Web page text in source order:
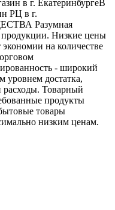
в г. ЕкатеринбургеВ
РЦ в г.
Разумная
продукции. Низкие цены
экономии на количестве
- широкий
уровнем достатка,
Товарный
продукты
товары
низким ценам.